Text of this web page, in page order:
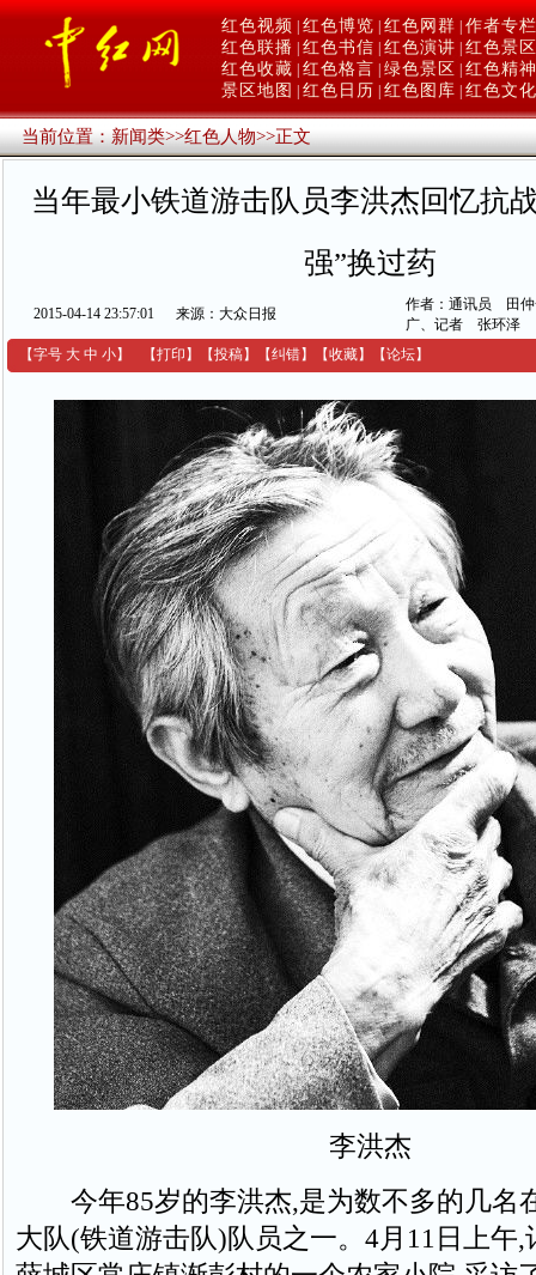
红色视频 红色博览 红色网群 作者专栏
红色联播 红色书信 红色演讲 红色景区
红色收藏 红色格言 绿色景区
红色精神
景区地图
红色日历 红色图库 红色文化
当前位置：新闻类>>红色人物>>正文
当年最小铁道游击队员李洪杰回忆抗
强”换过药
2015-04-14 23:57:01 来源：大众日报
作者：通讯员 田
广、记者 张环泽
【字号 大 中 小】 【打印 】 【投稿】 【纠错】 【收藏】 【论坛】
李洪杰
今年85岁的李洪杰,是为数不多的几名
大队(铁道游击队)队员之一。4月11日上午,